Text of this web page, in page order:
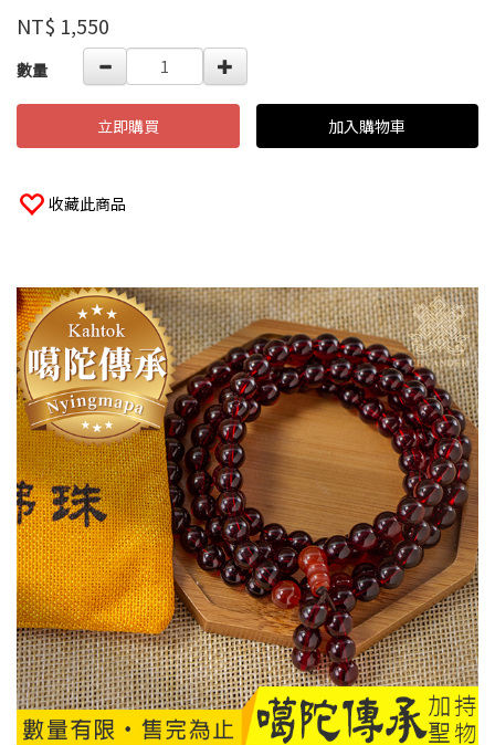
品牌
譽
鳴
NT$ 1,550
GOODS000000000000004680637
數量
立即購買 加入購物車
收藏此商品